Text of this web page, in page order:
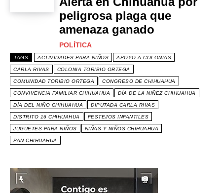
peligrosa plaga que
amenaza ganado
POLÍTICA
TAGS ACTIVIDADES PARA NIÑOS APOYO A COLONIAS
CARLA RIVAS COLONIA TORIBIO ORTEGA
COMUNIDAD TORIBIO ORTEGA CONGRESO DE CHIHUAHUA
CONVIVENCIA FAMILIAR CHIHUAHUA DÍA DE LA NIÑEZ CHIHUAHUA
DÍA DEL NIÑO CHIHUAHUA DIPUTADA CARLA RIVAS
DISTRITO 16 CHIHUAHUA FESTEJOS INFANTILES
JUGUETES PARA NIÑOS NIÑAS Y NIÑOS CHIHUAHUA
PAN CHIHUAHUA